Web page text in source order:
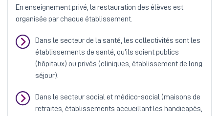
En enseignement privé, la restauration des élèves est
organisée par chaque établissement.
Dans le secteur de la santé, les collectivités sont les
établissements de santé, qu’ils soient publics
(hôpitaux) ou privés (cliniques, établissement de long
séjour).
Dans le secteur social et médico-social (maisons de
retraites, établissements accueillant les handicapés,